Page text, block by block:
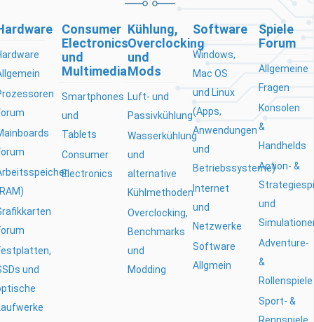
und
Consumer
Electronics
und
Multimedia
Smartphones
und
Tablets
Consumer
Electronics
Kühlung,
Overclocking
und
Mods
Luft- und
Passivkühlung
Wasserkühlung
und
alternative
Kühlmethoden
Overclocking,
Benchmarks
und
Modding
Software
Windows,
Mac OS
und Linux
(Apps,
Anwendungen
und
Betriebssysteme)
Internet
und
Netzwerke
Software
Allgmein
Spiele
Forum
Allgemeine
Fragen
Konsolen
&
Handhelds
Action- &
und
Adventure-
&
Rollenspiele
Sport- &